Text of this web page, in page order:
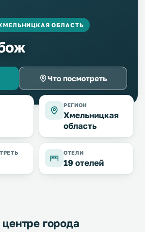
ОБЛАСТЬ
Что посмотреть
РЕГИОН
Хмельницкая
область
ОТЕЛИ
19 отелей
города